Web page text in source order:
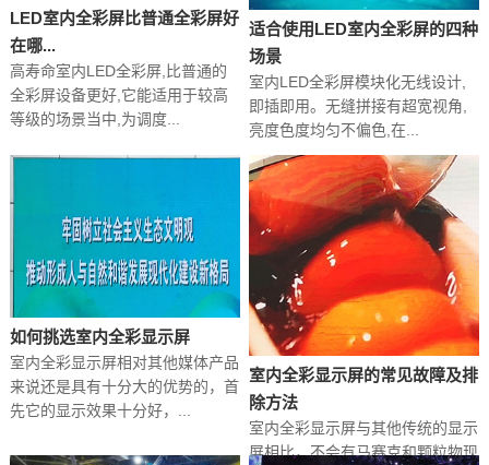
LED室内全彩屏‍比普通全彩屏好
在哪...
高寿命室内LED全彩屏,比普通的
全彩屏设备更好,它能适用于较高
等级的场景当中,为调度...
适合使用LED室内全彩屏的四种
场景
室内LED全彩屏模块化无线设计,
即插即用。无缝拼接有超宽视角,
亮度色度均匀不偏色,在...
如何挑选室内全彩显示屏
室内全彩显示屏‍相对其他媒体产品
来说还是具有十分大的优势的，首
先它的显示效果十分好，...
室内全彩显示屏‍的常见故障及排
除方法
室内全彩显示屏‍与其他传统的显示
屏相比，不会有马赛克和颗粒物现